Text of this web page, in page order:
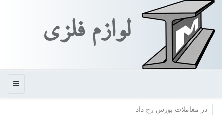
لوازم فلزی
منو
در معاملات بورس رخ داد